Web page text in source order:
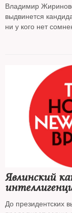
Владимир
выдвинется
ни у кого нет
Охотного Ряда и
политической
Явлинский как памятник советской
До президентских